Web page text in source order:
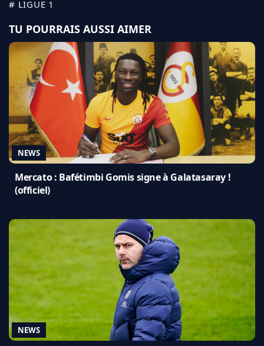
# LIGUE 1
TU POURRAIS AUSSI AIMER
NEWS
Mercato : Bafétimbi Gomis signe à Galatasaray !
(officiel)
NEWS